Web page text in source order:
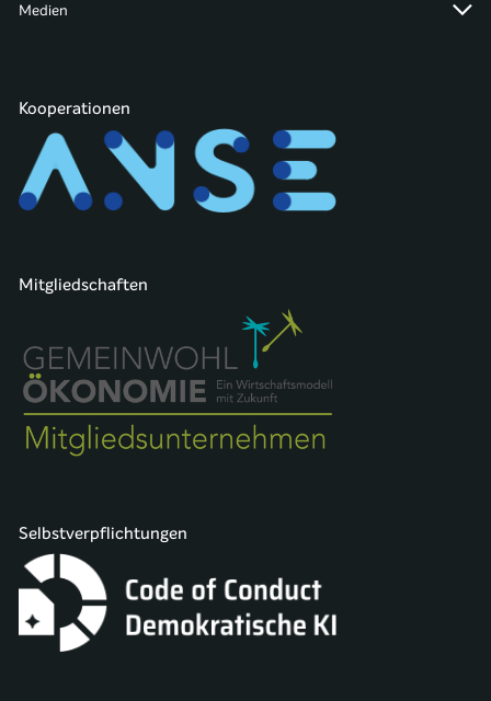
Medien
Kooperationen
Mitgliedschaften
Selbstverpflichtungen